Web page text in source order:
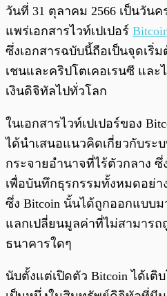
วันที่ 31 ตุลาคม 2566 เป็นวันค
แพร่เอกสารไวท์เปเปอร์
ซึ่งเอกสารฉบับนี้ถือเป็นจุดเริ่
เชนและคริปโตเคอเรนซี และ
เงินดิจิทัลไปทั่วโลก
ในเอกสารไวท์เปเปอร์ของ
ได้นำเสนอแนวคิดเกี่ยวกับระ
กระจายอำนาจที่ไร้ตัวกลาง
เพื่อบันทึกธุรกรรมทั้งหมดอย่า
ซึ่ง Bitcoin นั้นได้ถูกออกแบบม
แลกเปลี่ยนมูลค่าที่ไม่สามาร
ธนาคารใดๆ
นับตั้งแต่เปิดตัว Bitcoin ได้เติ